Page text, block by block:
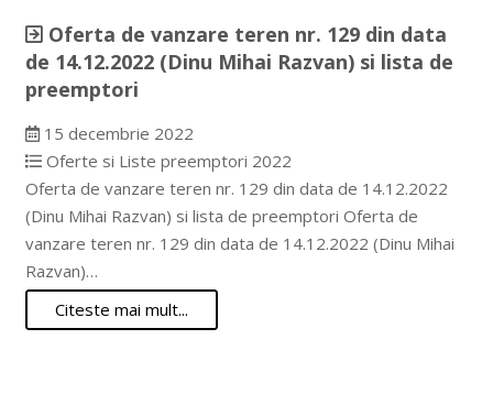
Oferta de vanzare teren nr. 129 din data
de 14.12.2022 (Dinu Mihai Razvan) si lista de
preemptori
15 decembrie 2022
Oferte si Liste preemptori 2022
Oferta de vanzare teren nr. 129 din data de 14.12.2022
(Dinu Mihai Razvan) si lista de preemptori Oferta de
vanzare teren nr. 129 din data de 14.12.2022 (Dinu Mihai
Razvan)…
Citeste mai mult...